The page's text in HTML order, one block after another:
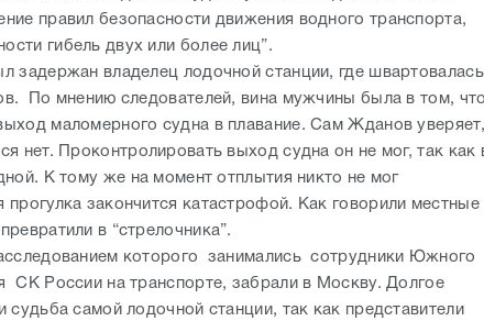
нет. Проконтролировать выход судна он не мог, так как в
К тому же на момент отплытия никто не мог
закончится катастрофой. Как говорили местные
в “стрелочника”.
которого занимались сотрудники Южного
СК России на транспорте, забрали в Москву. Долгое
судьба самой лодочной станции, так как представители
добивались признания её эксплуатации незаконной.
ведомства не согласился.
произошло в тот день на катамаране, почему были
как ожидается, разберется суд. ИА “Высота 102”
событий.